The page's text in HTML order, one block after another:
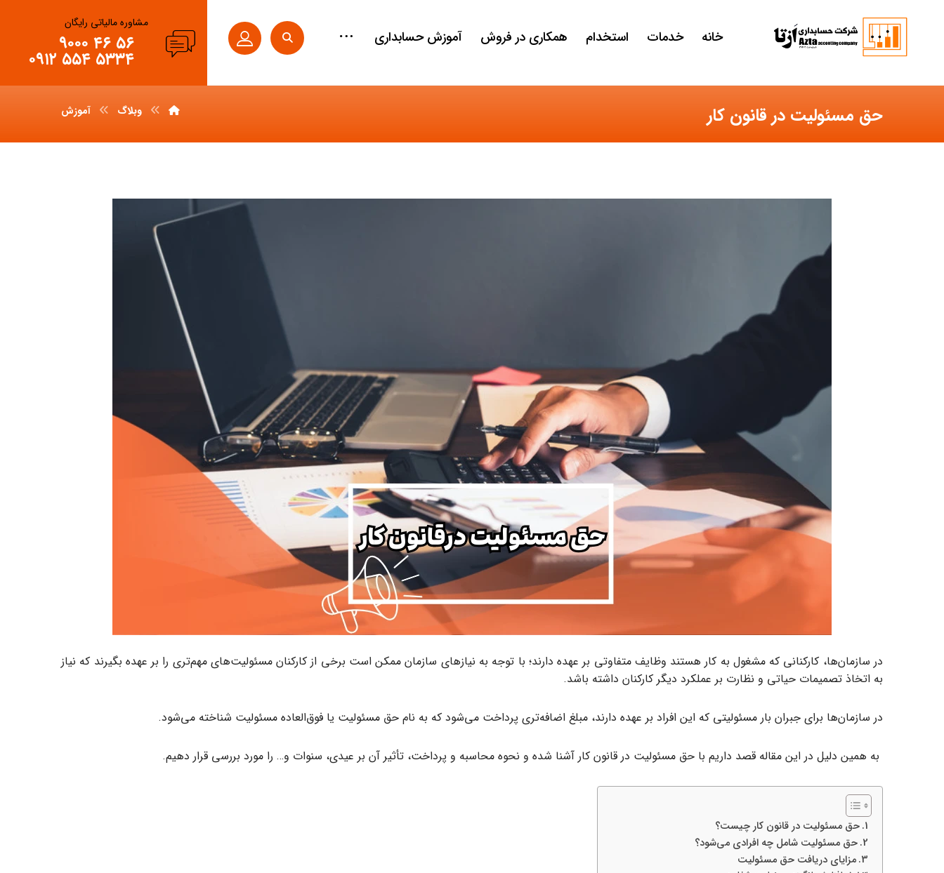
خانه خدمات استخدام همکاری در فروش آموزش حسابداری
مشاوره مالیاتی رایگان
۵۶ ۴۶ ۹۰۰۰
۵۳۳۴ ۵۵۴ ۰۹۱۲
حق مسئولیت در قانون کار وبلاگ آموزش
در سازمان‌ها، کارکنانی که مشغول به کار هستند وظایف متفاوتی بر عهده دارند؛ با توجه به نیازهای سازمان ممکن است برخی از کارکنان مسئولیت‌های مهم‌تری را بر عهده بگیرند که نیاز
به اتخاذ تصمیمات حیاتی و نظارت بر عملکرد دیگر کارکنان داشته باشد.
در سازمان‌ها برای جبران بار مسئولیتی که این افراد بر عهده دارند، مبلغ اضافه‌تری پرداخت می‌شود که به نام حق مسئولیت یا فوق‌العاده مسئولیت شناخته می‌شود.
به همین دلیل در این مقاله قصد داریم با حق مسئولیت در قانون کار آشنا شده و نحوه محاسبه و پرداخت، تأثیر آن بر عیدی، سنوات و… را مورد بررسی قرار دهیم.
حق مسئولیت در قانون کار چیست؟
حق مسئولیت شامل چه افرادی می‌شود؟
مزایای دریافت حق مسئولیت